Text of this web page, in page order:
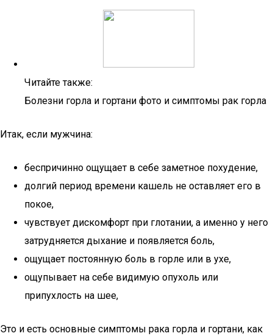
Читайте также:
Болезни горла и гортани фото и симптомы рак горла
Итак, если мужчина:
беспричинно ощущает в себе заметное похудение,
долгий период времени кашель не оставляет его в
покое,
чувствует дискомфорт при глотании, а именно у него
затрудняется дыхание и появляется боль,
ощущает постоянную боль в горле или в ухе,
ощупывает на себе видимую опухоль или
припухлость на шее,
Это и есть основные симптомы рака горла и гортани, как